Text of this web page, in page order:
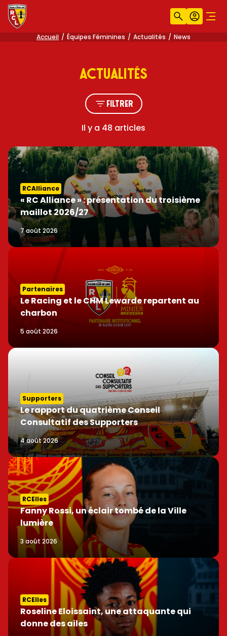
Recherche
Accueil Équipes Féminines Actualités News
ACTUALITÉS
Filtrer
Il y a 48 articles
RCAlliance
« RC Alliance » : présentation du troisième
maillot 2026/27
7 août 2026
Partenaires
Le Racing et le CHM Lewarde repartent au
charbon
5 août 2026
Supporters
Le rapport du quatrième Conseil
Consultatif des Supporters
4 août 2026
RCElles
Fanny Rossi, un éclair tombé de la Ville
lumière
3 août 2026
RCElles
Roseline Eloissaint, une attaquante qui
donne des ailes